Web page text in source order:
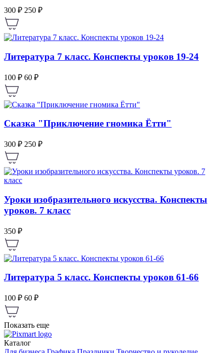
300 ₽ 250 ₽
Литература 7 класс. Конспекты уроков 19-24
100 ₽ 60 ₽
Сказка "Приключение гномика Ётти"
300 ₽ 250 ₽
Уроки изобразительного искусства. Конспекты
уроков. 7 класс
350 ₽
Литература 5 класс. Конспекты уроков 61-66
100 ₽ 60 ₽
Показать еще
Каталог